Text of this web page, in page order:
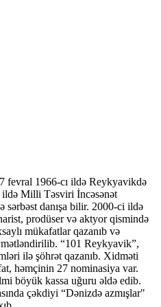
fevral 1966-cı ildə Reykyavikdə
Milli Təsviri İncəsənət
sərbəst danışa bilir. 2000-ci ildə
prodüser və aktyor qismində
mükafatlar qazanıb və
“101 Reykyavik”,
ilə şöhrət qazanıb. Xidməti
həmçinin 27 nominasiya var.
böyük kassa uğuru əldə edib.
çəkdiyi “Dənizdə azmışlar"